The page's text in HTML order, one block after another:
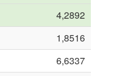
4,2892
1,8516
6,6337